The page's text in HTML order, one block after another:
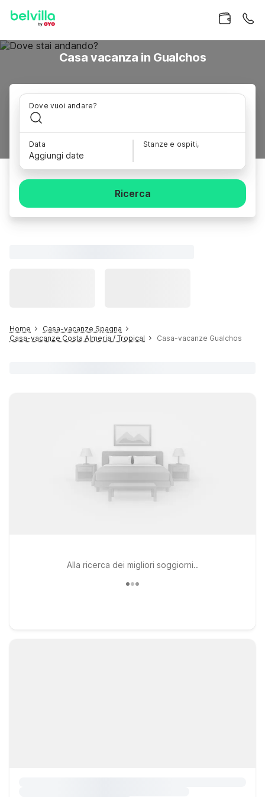
Casa vacanza in Gualchos
Dove vuoi andare?
Data
Aggiungi date
Stanze e ospiti,
Ricerca
Home
Casa-vacanze Spagna
Casa-vacanze Costa Almeria / Tropical
Casa-vacanze Gualchos
Alla ricerca dei migliori soggiorni..